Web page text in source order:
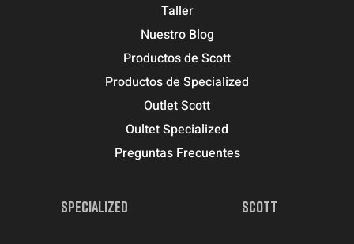
Taller
Nuestro Blog
Productos de Scott
Productos de Specialized
Outlet Scott
Oultet Specialized
Preguntas Frecuentes
SPECIALIZED SCOTT